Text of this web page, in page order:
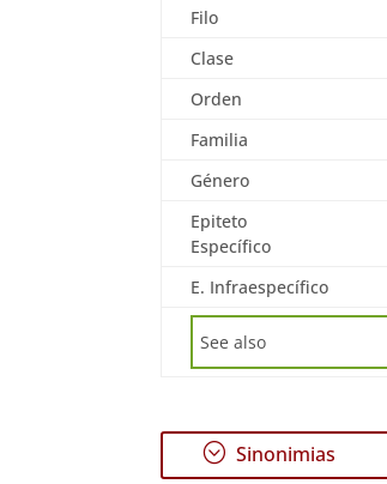
Filo
Clase
Orden
Familia
Género
Epiteto
Específico
E. Infraespecífico
; Sinonimias